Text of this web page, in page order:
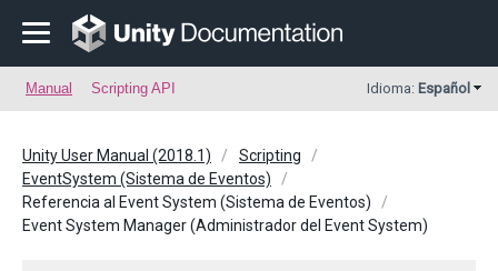
Manual Scripting API Idioma: Español
Unity User Manual (2018.1)
Scripting
EventSystem (Sistema de Eventos)
Referencia al Event System (Sistema de Eventos)
Event System Manager (Administrador del Event System)